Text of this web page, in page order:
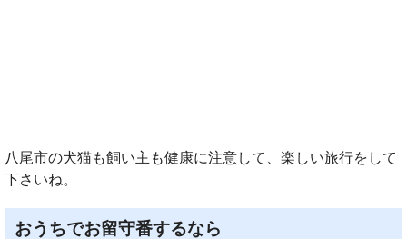
八尾市の犬猫も飼い主も健康に注意して、楽しい旅行をして
下さいね。
おうちでお留守番するなら